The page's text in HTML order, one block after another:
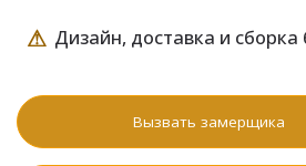
⚠ Дизайн, доставка и сборка
Вызвать замерщика